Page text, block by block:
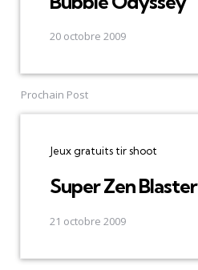
20 octobre 2009
Prochain Post
Jeux gratuits tir shoot
Super Zen Blaster
21 octobre 2009